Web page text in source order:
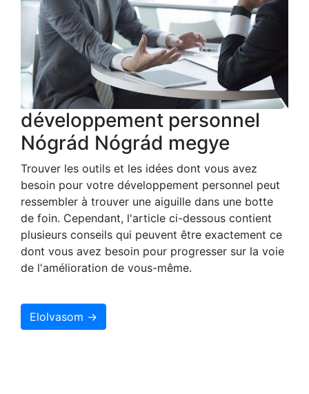
développement personnel
Nógrád Nógrád megye
Trouver les outils et les idées dont vous avez
besoin pour votre développement personnel peut
ressembler à trouver une aiguille dans une botte
de foin. Cependant, l'article ci-dessous contient
plusieurs conseils qui peuvent être exactement ce
dont vous avez besoin pour progresser sur la voie
de l'amélioration de vous-même.
Elolvasom →